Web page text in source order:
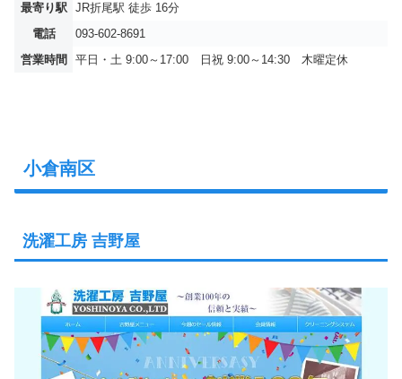
最寄り駅
JR折尾駅 徒歩 16分
電話
093-602-8691
営業時間
平日・土 9:00～17:00 日祝 9:00～14:30 木曜定休
小倉南区
洗濯工房 吉野屋